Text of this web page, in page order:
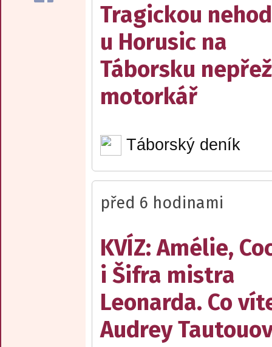
Tragickou
u Horusic na
Táborsku
motorkář
Táborský deník
před 6 hodinami
KVÍZ: Amélie,
i Šifra mistra
Leonarda. Co
Audrey